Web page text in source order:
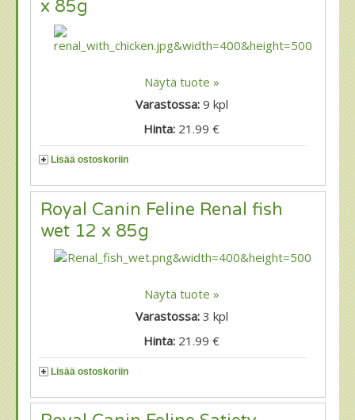
x 85g
Näytä tuote »
Varastossa: 9 kpl
Hinta: 21.99 €
Lisää ostoskoriin
Royal Canin Feline Renal fish
wet 12 x 85g
Näytä tuote »
Varastossa: 3 kpl
Hinta: 21.99 €
Lisää ostoskoriin